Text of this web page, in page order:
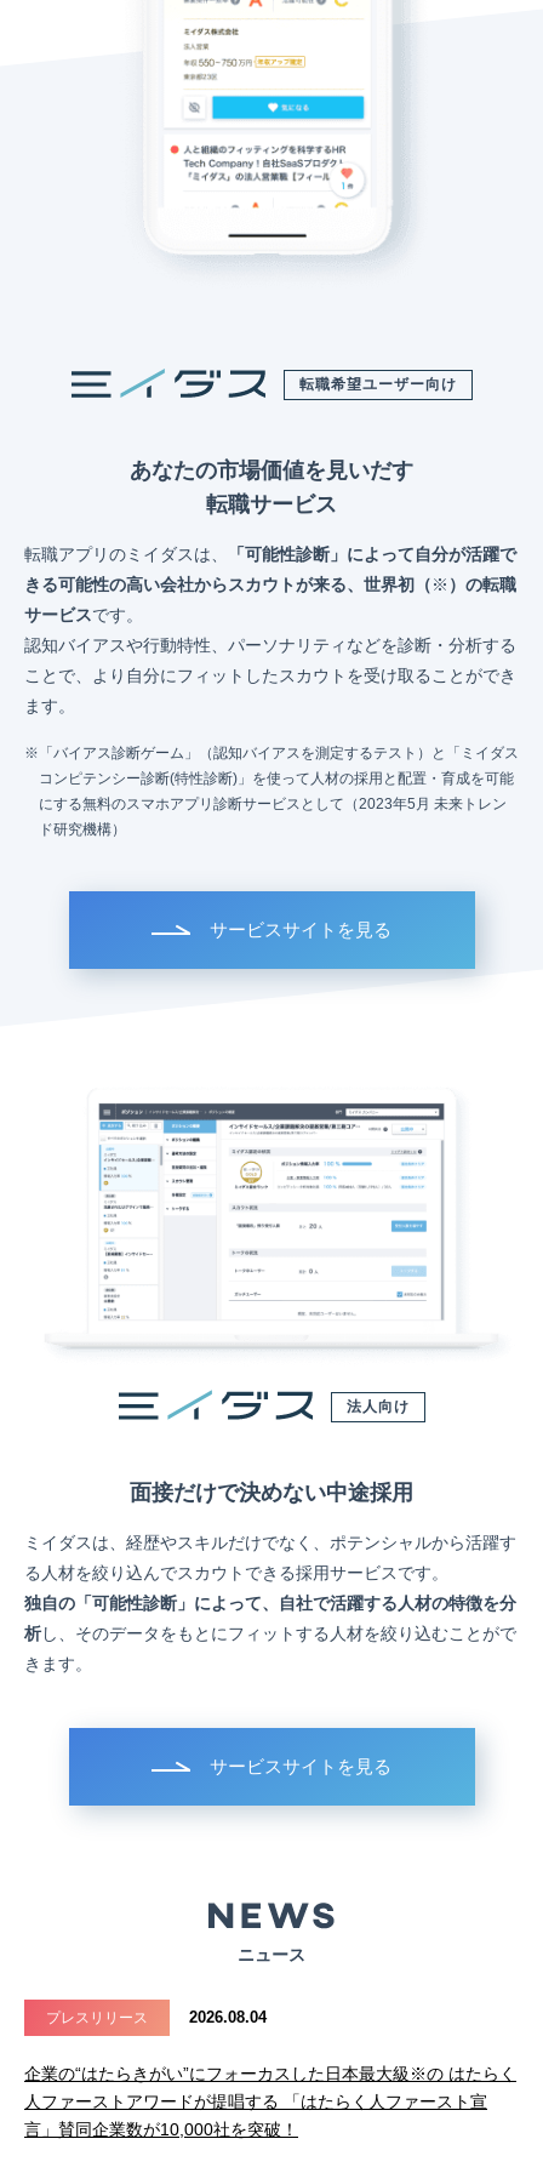
転職希望ユーザー向け
あなたの市場価値を見いだす
転職サービス
転職アプリのミイダスは、
「可能性診断」によって自分が活躍で
きる可能性の高い会社からスカウトが来る、世界初（※ ）の転職
サービスです。
認知バイアスや行動特性、パーソナリティなどを診断・分析する
ことで、より自分にフィットしたスカウトを受け取ることができ
ます。
「バイアス診断ゲーム」（認知バイアスを測定するテスト）と「ミイダス
コンピテンシー診断(特性診断)」を使って人材の採用と配置・育成を可能
にする無料のスマホアプリ診断サービスとして（2023年5月 未来トレン
ド研究機構）
サービスサイトを見る
法人向け
面接だけで決めない中途採用
ミイダスは、経歴やスキルだけでなく、ポテンシャルから活躍す
る人材を絞り込んでスカウトできる採用サービスです。
独自の「可能性診断」によって、自社で活躍する人材の特徴を分
析し、そのデータをもとにフィットする人材を絞り込むことがで
きます。
サービスサイトを見る
ニュース
プレスリリース 2026.08.04
企業の“はたらきがい”にフォーカスした日本最大級※の はたらく
人ファーストアワードが提唱する 「はたらく人ファースト宣
言」賛同企業数が10,000社を突破！